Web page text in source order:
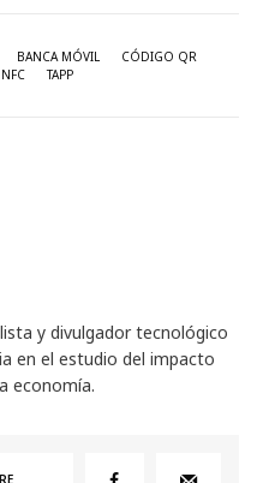
BANCA MÓVIL
CÓDIGO QR
NFC TAPP
y divulgador tecnológico
en el estudio del impacto
economía.